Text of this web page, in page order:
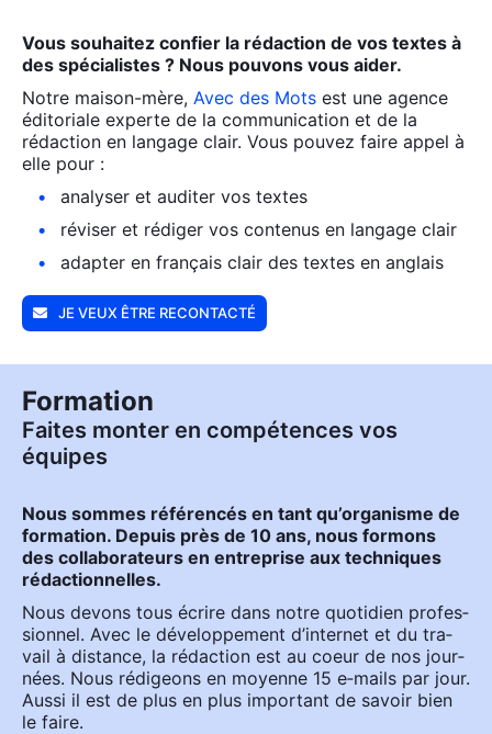
Vous sou­hai­tez confier la rédac­tion de vos textes à
des spé­cia­listes ? Nous pou­vons vous aider.
Notre mai­son-mère, Avec des Mots est une agence
édi­to­riale experte de la com­mu­ni­ca­tion et de la
rédac­tion en lan­gage clair. Vous pou­vez faire appel à
elle pour :
ana­ly­ser et audi­ter vos textes
révi­ser et rédi­ger vos conte­nus en lan­gage clair
adap­ter en fran­çais clair des textes en anglais
JE VEUX ÊTRE RECONTACTÉ
Formation
Faites monter en compétences vos
équipes
Nous sommes réfé­ren­cés en tant qu’or­ga­nisme de
for­ma­tion. Depuis près de 10 ans, nous for­mons
des col­la­bo­ra­teurs en entre­prise aux tech­niques
rédac­tion­nelles.
Nous devons tous écrire dans notre quo­ti­dien pro­fes­
sion­nel. Avec le déve­lop­pe­ment d’in­ter­net et du tra­
vail à dis­tance, la rédac­tion est au coeur de nos jour­
nées. Nous rédi­geons en moyenne 15 e‑mails par jour.
Aus­si il est de plus en plus impor­tant de savoir bien
le faire.